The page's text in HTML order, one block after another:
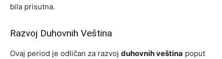
bila prisutna.
Razvoj Duhovnih Veština
Ovaj period je odličan za razvoj duhovnih veština poput